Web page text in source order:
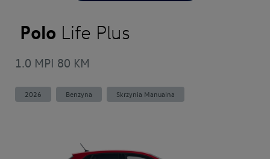
Polo Life Plus
1.0 MPI 80 KM
2026 Benzyna Skrzynia Manualna